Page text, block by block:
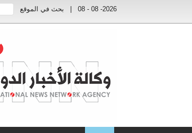
2026- 08 - 08 بحث في الموقع